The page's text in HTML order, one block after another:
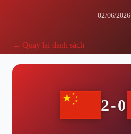
02/06/2026
← Quay lại danh sách
2-0